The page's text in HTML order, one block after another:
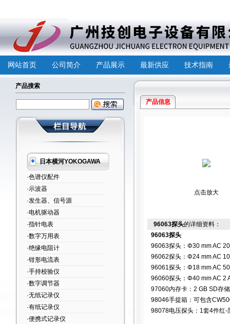
网站首页 公司简介 产品展示 最新供应 技术指南
产品搜索
日本横河YOKOGAWA
·色谱仪配件
·示波器
·发生器、信号源
·电机驱动器
·指针电表
·数字万用表
·绝缘电阻计
·钳形电流表
·手持校验仪
·数字调节器
·无纸记录仪
·有纸记录仪
·便携式记录仪
产品信息
点击放大
96063探头的详细资料：
96063探头
96063探头：Φ30 mm AC
96062探头：Φ24 mm AC
96061探头：Φ18 mm AC
96060探头：Φ40 mm AC 2
97060内存卡：2 GB SD存
98046手提箱：可包含
98078电压探头：1套4件红